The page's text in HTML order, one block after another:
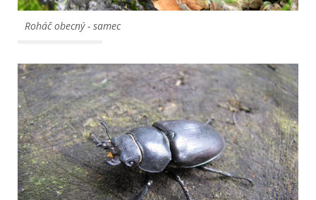
Roháč obecný - samec